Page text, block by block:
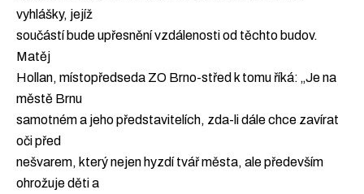
vyhlášky, jejíž
součástí bude upřesnění vzdálenosti od těchto budov.
Matěj
Hollan, místopředseda ZO Brno-střed k tomu říká: „Je na
městě Brnu
samotném a jeho představitelích, zda-li dále chce zavírat
oči před
nešvarem, který nejen hyzdí tvář města, ale především
ohrožuje děti a